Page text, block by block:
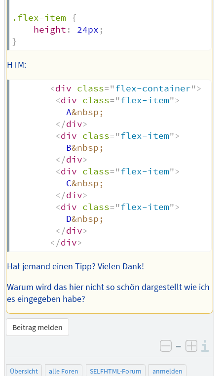
.flex-item
{
height : 24px ;
}
HTM:
<div class="flex-container">
<div class="flex-item">
          A
&nbsp;
</div>
<div class="flex-item">
          B
&nbsp;
</div>
<div class="flex-item">
          C
&nbsp;
</div>
<div class="flex-item">
          D
&nbsp;
</div>
</div>
Hat jemand einen Tipp? Vielen Dank!
Warum wird das hier nicht so schön dargestellt wie ich
es eingegeben habe?
Beitrag melden
negativ
–
Übersicht alle Foren SELFHTML-Forum
anmelden